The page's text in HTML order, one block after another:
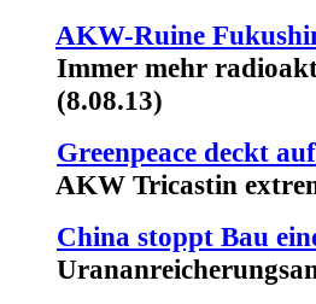
AKW-Ruine
Immer mehr
(8.08.13)
Greenpeace deckt auf
AKW Tricastin
China stoppt Bau